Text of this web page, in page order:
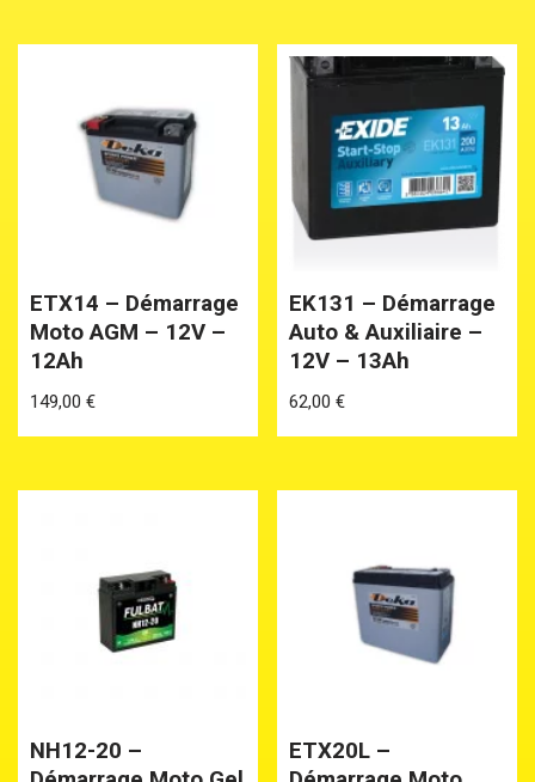
ETX14 – Démarrage
Moto AGM – 12V –
12Ah
149,00 €
EK131 – Démarrage
Auto & Auxiliaire –
12V – 13Ah
62,00€
NH12-20 –
ETX20L –